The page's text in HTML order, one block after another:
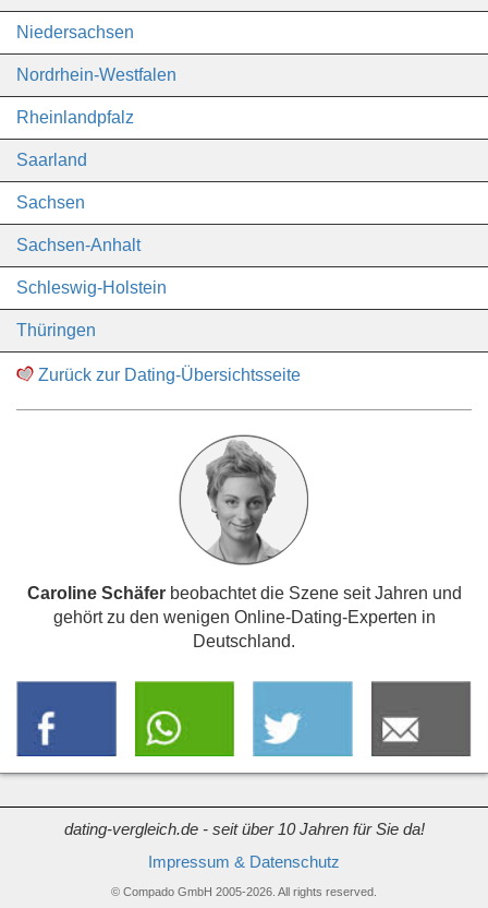
Niedersachsen
Nordrhein-Westfalen
Rheinlandpfalz
Saarland
Sachsen
Sachsen-Anhalt
Schleswig-Holstein
Thüringen
Zurück zur Dating-Übersichtsseite
Caroline Schäferbeobachtet die Szene seit Jahren und
gehört zu den wenigen Online-Dating-Experten in
Deutschland.
dating-vergleich.de - seit über 10 Jahren für Sie da!
Impressum & Datenschutz
© Compado GmbH 2005-2026. All rights reserved.